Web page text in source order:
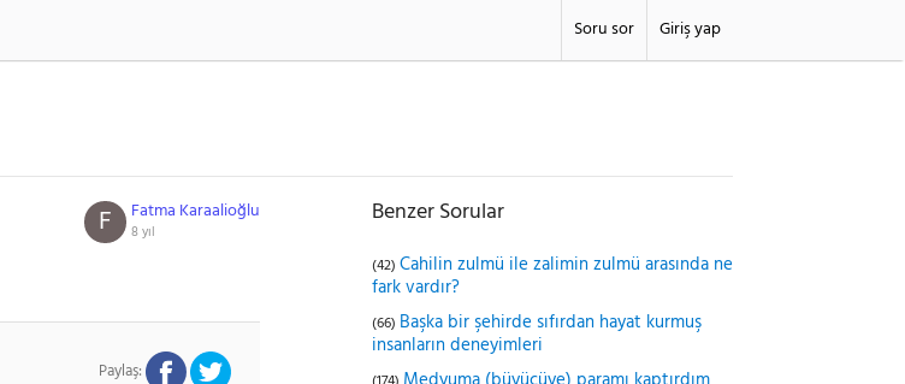
Giriş yap
Soru sor
Fatma Karaalioğlu
8 yıl
F
Paylaş:
Benzer Sorular
(42) Cahilin zulmü ile zalimin zulmü arasında ne
fark vardır?
(66) Başka bir şehirde sıfırdan hayat kurmuş
insanların deneyimleri